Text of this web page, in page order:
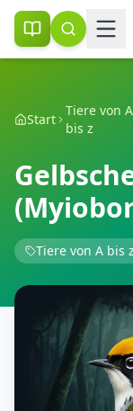
Start
Tiere von A
bis z
Tiere von A bis z